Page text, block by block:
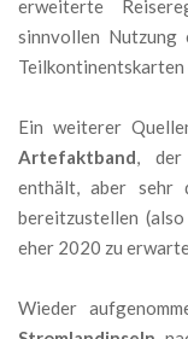
erweiterte
sinnvollen Nutzung
Ein weiterer
Artefaktband, der
enthält, aber sehr
bereitzustellen
eher 2020 zu
Wieder